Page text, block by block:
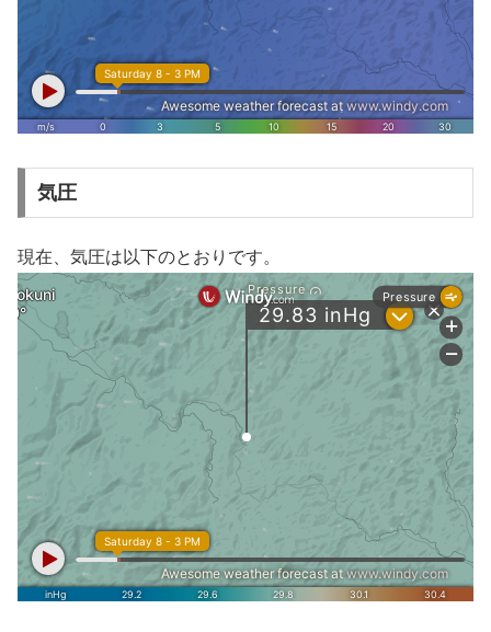
気圧
現在、気圧は以下のとおりです。